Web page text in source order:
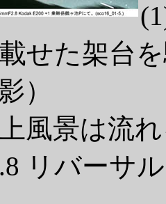
せた架台
）
風景は流
リバーサ